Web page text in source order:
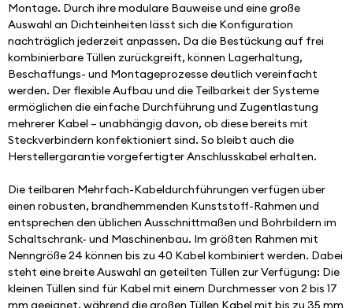
Montage. Durch ihre modulare Bauweise und eine große
Auswahl an Dichteinheiten lässt sich die Konfiguration
nachträglich jederzeit anpassen. Da die Bestückung auf frei
kombinierbare Tüllen zurückgreift, können Lagerhaltung,
Beschaffungs- und Montageprozesse deutlich vereinfacht
werden. Der flexible Aufbau und die Teilbarkeit der Systeme
ermöglichen die einfache Durchführung und Zugentlastung
mehrerer Kabel – unabhängig davon, ob diese bereits mit
Steckverbindern konfektioniert sind. So bleibt auch die
Herstellergarantie vorgefertigter Anschlusskabel erhalten.
Die teilbaren Mehrfach-Kabeldurchführungen verfügen über
einen robusten, brandhemmenden Kunststoff-Rahmen und
entsprechen den üblichen Ausschnittmaßen und Bohrbildern im
Schaltschrank- und Maschinenbau. Im größten Rahmen mit
Nenngröße 24 können bis zu 40 Kabel kombiniert werden. Dabei
steht eine breite Auswahl an geteilten Tüllen zur Verfügung: Die
kleinen Tüllen sind für Kabel mit einem Durchmesser von 2 bis 17
mm geeignet, während die großen Tüllen Kabel mit bis zu 35 mm